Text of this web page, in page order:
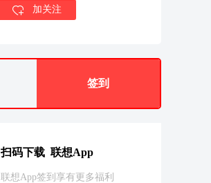
加关注
签到
扫码下载 联想App
联想App签到享有更多福利